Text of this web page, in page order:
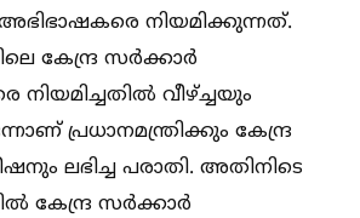
നിയമിക്കുന്നത്.
കേന്ദ്ര സർക്കാർ
വീഴ്ച്ചയും
പ്രധാനമന്ത്രിക്കും കേന്ദ്ര
ലഭിച്ച പരാതി. അതിനിടെ
കേന്ദ്ര സർക്കാർ